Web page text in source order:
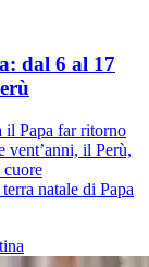
dal 6 al 17
il Papa far ritorno
vent’anni, il Perù,
cuore
natale di Papa